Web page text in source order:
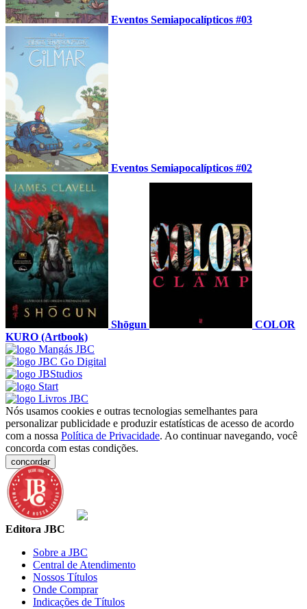
Eventos Semiapocalípticos #03
Eventos Semiapocalípticos #02
Shōgun
COLOR
KURO (Artbook)
Nós usamos cookies e outras tecnologias semelhantes para
personalizar publicidade e produzir estatísticas de acesso de acordo
com a nossa Política de Privacidade. Ao continuar navegando, você
concorda com estas condições.
concordar
Editora JBC
Sobre a JBC
Central de Atendimento
Nossos Títulos
Onde Comprar
Indicações de Títulos